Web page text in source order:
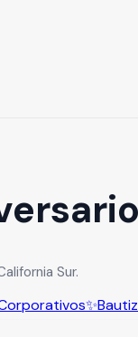
Sur.
✨